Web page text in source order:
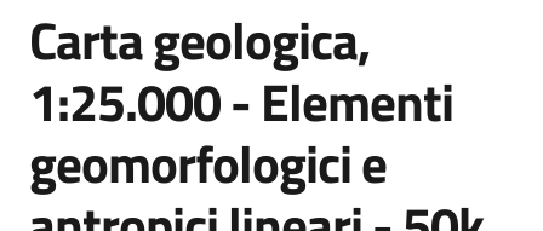
Visualizza
dati
Salta al contenuto
Carta geologica,
1:25.000 - Elementi
geomorfologici e